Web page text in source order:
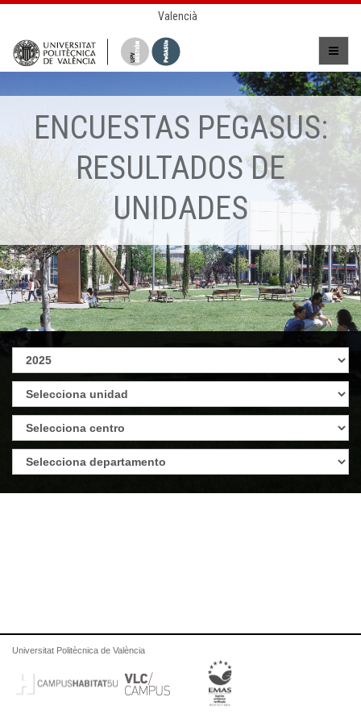
Valencià
ENCUESTAS PEGASUS:
RESULTADOS DE
UNIDADES
Universitat Politècnica de València